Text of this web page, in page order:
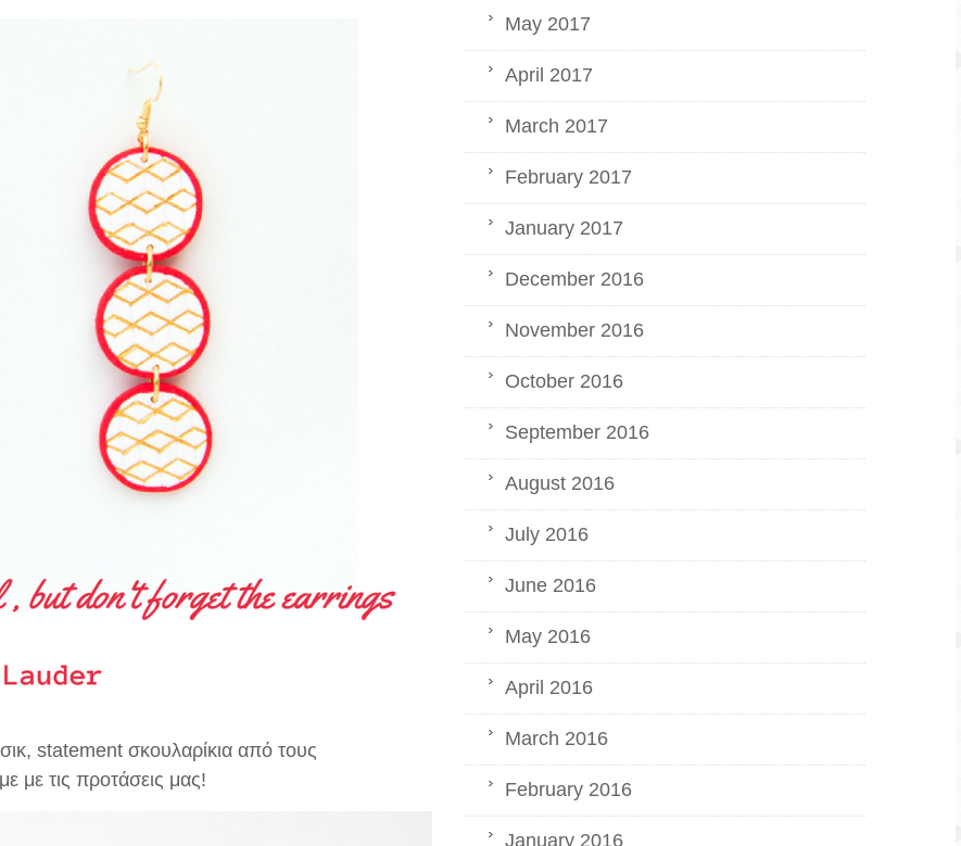
statement σκουλαρίκια από τους
με τις προτάσεις μας!
May 2017
April 2017
March 2017
February 2017
January 2017
December 2016
November 2016
October 2016
September 2016
August 2016
July 2016
June 2016
May 2016
April 2016
March 2016
February 2016
January 2016